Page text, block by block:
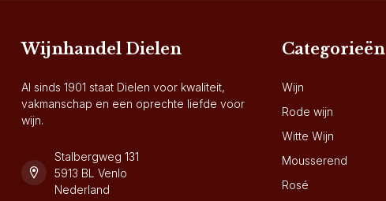
Wijnhandel Dielen
Al sinds 1901 staat Dielen voor kwaliteit,
vakmanschap en een oprechte liefde voor
wijn.
Stalbergweg 131
5913 BL Venlo
Nederland
Categorieën
Wijn
Rode wijn
Witte Wijn
Mousserend
Rosé